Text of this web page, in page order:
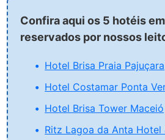
Confira aqui os 5 hotéis
reservados por nossos
Hotel Brisa Praia Pajuçara
Hotel Costamar Ponta
Hotel Brisa Tower Maceió
Ritz Lagoa da Anta Hotel